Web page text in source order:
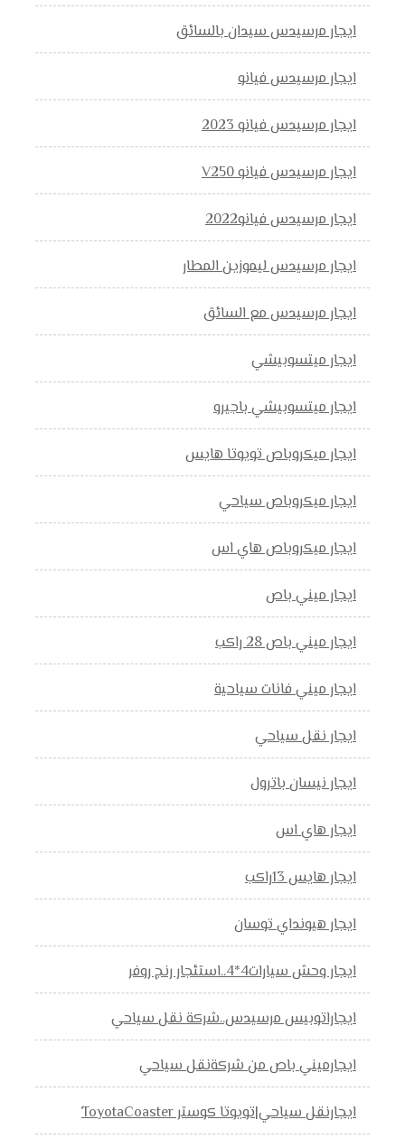
ايجار مرسيدس سيدان بالسائق
ايجار مرسيدس فيانو
ايجار مرسيدس فيانو 2023
ايجار مرسيدس فيانو V250
ايجار مرسيدس فيانو2022
ايجار مرسيدس ليموزين المطار
ايجار مرسيدس مع السائق
ايجار ميتسوبيشي
ايجار ميتسوبيشي باجيرو
ايجار ميكروباص تويوتا هايس
ايجار ميكروباص سياحي
ايجار ميكروباص هاي اس
ايجار ميني باص
ايجار ميني باص 28 راكب
ايجار ميني فانات سياحية
ايجار نقل سياحي
ايجار نيسان باترول
ايجار هاي اس
ايجار هايس 13راكب
ايجار هيونداي توسان
ايجار وحش سيارات4*4..استئجار رنج روفر
ايجاراتوبيس مرسيدس..شركة نقل سياحي
ايجارميني باص من شركةنقل سياحي
ايجارنقل سياحي|تويوتا كوستر ToyotaCoaster